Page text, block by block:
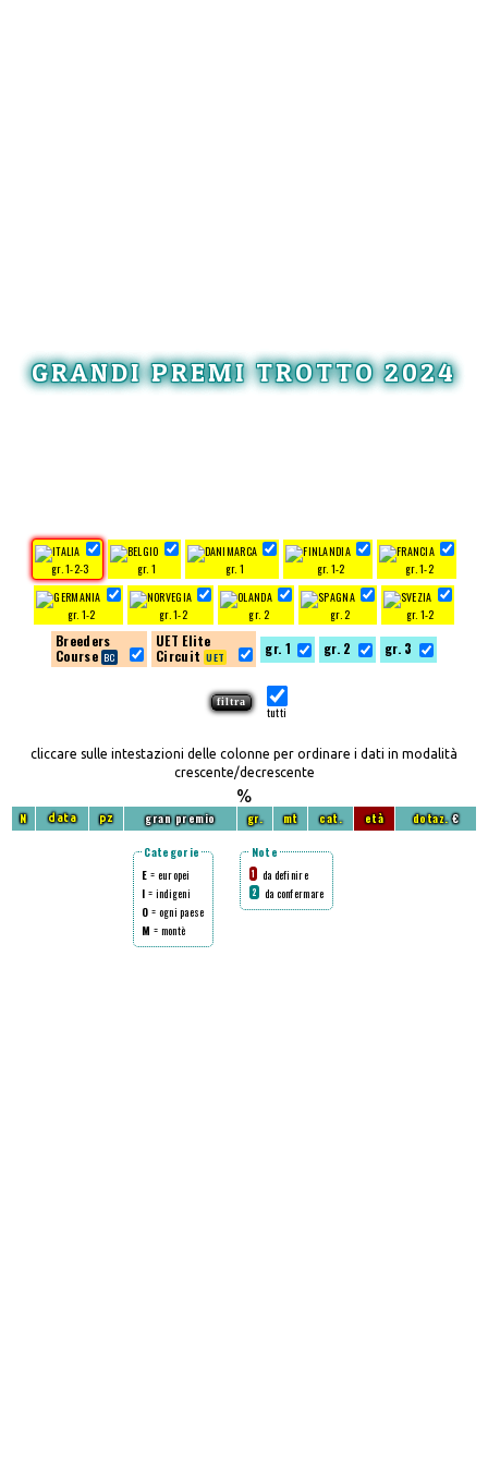
GRANDI PREMI TROTTO 2024
gr. 1-2-3 gr. 1 gr. 1 gr. 1-2 gr. 1-2
gr. 1-2 gr. 1-2 gr. 2 gr. 2 gr. 1-2
Breeders
Course
UET Elite
Circuit
gr. 1 gr. 2 gr. 3
tutti
cliccare sulle intestazioni delle colonne per ordinare i dati in modalità
crescente/decrescente
%
N data pz gran premio gr. mt cat. età dotaz.€
Categorie
E = europei
I = indigeni
O = ogni paese
M = montè
Note
1 da definire
2 da confermare